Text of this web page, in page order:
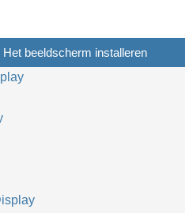
beeldscherm installeren